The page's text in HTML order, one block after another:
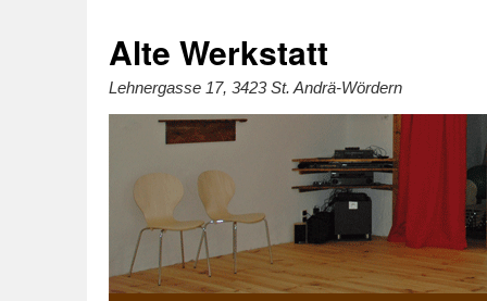
Alte Werkstatt
Lehnergasse 17, 3423 St. Andrä-Wördern